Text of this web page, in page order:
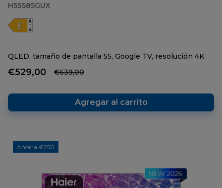
H55S85GUX
QLED, tamaño de pantalla 55, Google TV, resolución 4K
€529,00 €639,00
Agregar al carrito
Ahorra €250